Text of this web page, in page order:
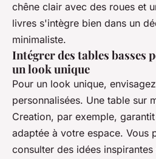
chêne clair avec des roues et
livres s'intègre bien dans un
minimaliste.
Intégrer des tables basses
un look unique
Pour un look unique,
personnalisées. Une table sur
Creation, par exemple,
adaptée à votre espace. Vous
consulter des idées inspirantes